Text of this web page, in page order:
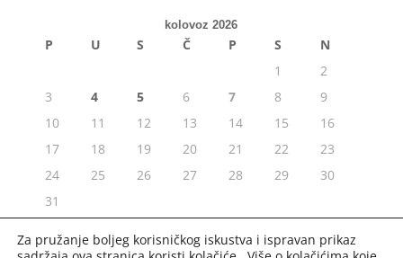
kolovoz 2026
P U S Č P S
N
1
2
3
4 5 6 7 8
9
10
11 12 13 14 15
16
17
18 19 20 21 22
23
24
25 26 27 28 29
30
31
« srp
Za pružanje boljeg korisničkog iskustva i ispravan prikaz